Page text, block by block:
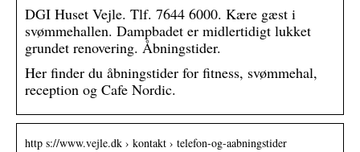
DGI Huset Vejle. Tlf. 7644 6000. Kære gæst i
svømmehallen. Dampbadet er midlertidigt lukket
grundet renovering. Åbningstider.
Her finder du åbningstider for fitness, svømmehal,
reception og Cafe Nordic.
http s://www.vejle.dk › kontakt › telefon-og-aabningstider